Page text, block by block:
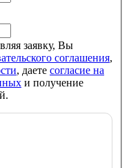
заявку, Вы
соглашения,
, даете согласие на
и получение